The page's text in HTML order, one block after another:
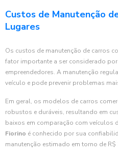
Custos de Manutenção
Lugares
Os custos de manutenção de carros
fator importante a ser considerado
empreendedores. A manutenção
veículo e pode prevenir problemas
Em geral, os modelos de carros
robustos e duráveis, resultando em
baixos em comparação com veículos
Fiorino é conhecido por sua
manutenção estimado em torno de R$